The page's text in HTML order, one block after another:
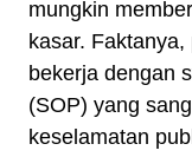
mungkin
kasar.
bekerja dengan
(SOP) yang
keselamatan